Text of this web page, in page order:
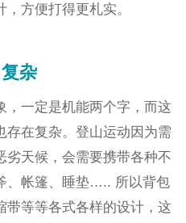
方便打得更札实。
杂
，一定是机能两个字，而这
存在复杂。登山运动因为需
劣天候，会需要携带各种不
、帐篷、睡垫….. 所以背包
带等等各式各样的设计，这